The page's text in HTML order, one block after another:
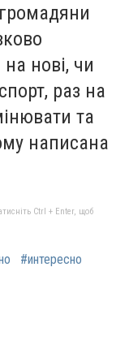
нові, чи
раз на
та
написана
Ctrl + Enter, щоб
#интересно